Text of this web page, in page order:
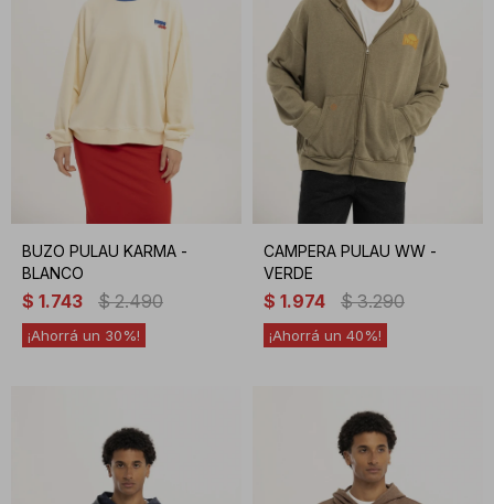
BUZO PULAU KARMA -
BLANCO
$ 1.743 $ 2.490
30
CAMPERA PULAU WW -
VERDE
$ 1.974 $ 3.290
40